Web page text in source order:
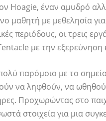
Hoagie, έναν αμυδρό
μαθητή με μεθελησία
περιόδους, οι τρεις
με την εξερεύνηση
παρόμοιο με το σημείο
να ληφθούν, να
Προχωρώντας στο
στοιχεία για μια